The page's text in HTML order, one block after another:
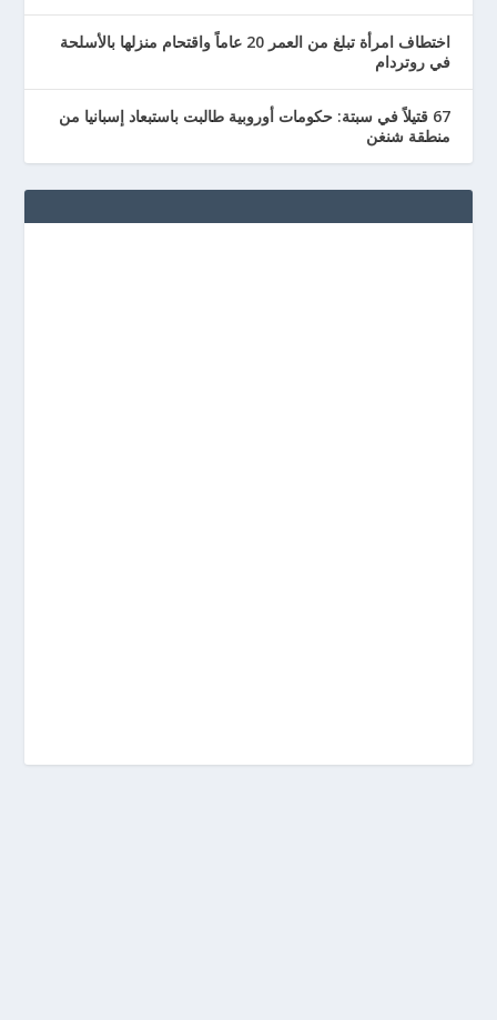
اختطاف امرأة تبلغ من العمر 20 عاماً واقتحام منزلها بالأسلحة
في روتردام
67 قتيلاً في سبتة: حكومات أوروبية طالبت باستبعاد إسبانيا من
منطقة شنغن